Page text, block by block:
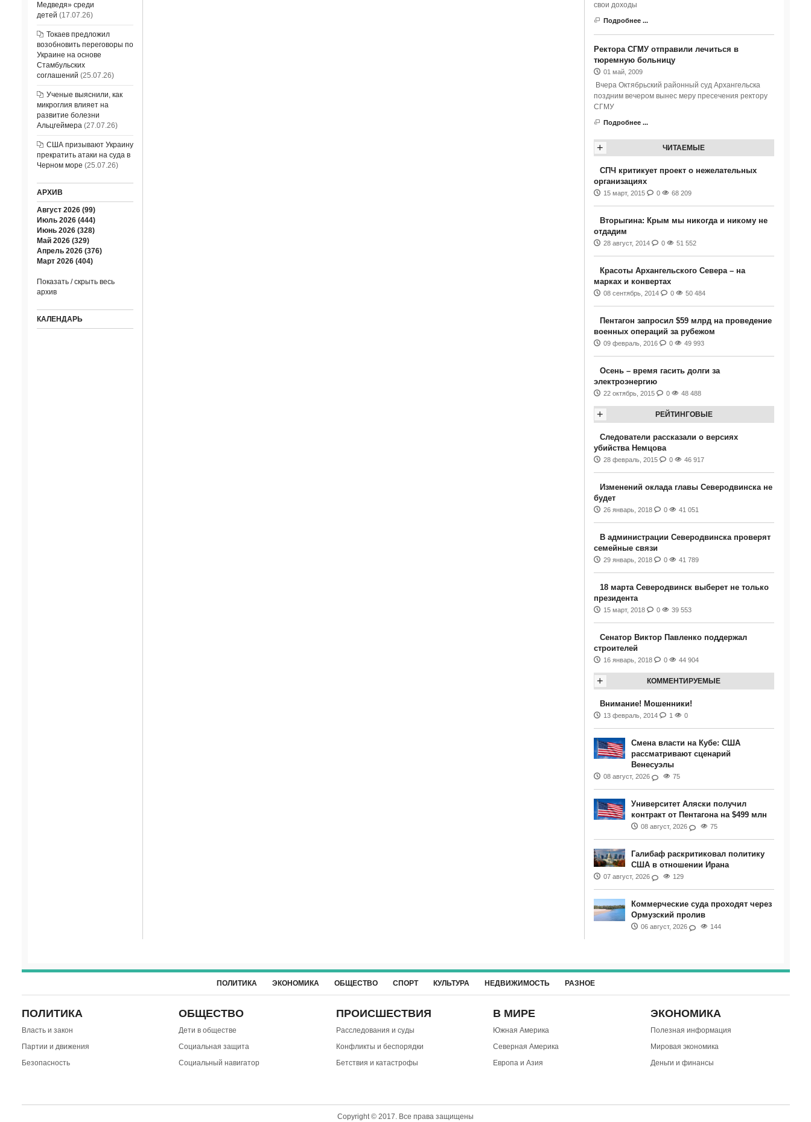
свои доходы
Подробнее ...
Ректора СГМУ отправили лечиться в
тюремную больницу
01 май, 2009
Вчера Октябрьский районный суд Архангельска
поздним вечером вынес меру пресечения ректору
СГМУ
Подробнее ...
ЧИТАЕМЫЕ
+
СПЧ критикует проект о нежелательных
организациях
15 март, 2015 0 68 209
Вторыгина: Крым мы никогда и никому не
отдадим
28 август, 2014 0 51 552
Красоты Архангельского Севера – на
марках и конвертах
08 сентябрь, 2014 0 50 484
Пентагон запросил $59 млрд на проведение
военных операций за рубежом
09 февраль, 2016 0 49 993
Осень – время гасить долги за
электроэнергию
22 октябрь, 2015 0 48 488
РЕЙТИНГОВЫЕ
+
Следователи рассказали о версиях
убийства Немцова
28 февраль, 2015 0 46 917
Изменений оклада главы Северодвинска не
будет
26 январь, 2018 0 41 051
В администрации Северодвинска проверят
семейные связи
29 январь, 2018 0 41 789
18 марта Северодвинск выберет не только
президента
15 март, 2018 0 39 553
Сенатор Виктор Павленко поддержал
строителей
16 январь, 2018 0 44 904
КОММЕНТИРУЕМЫЕ
+
Внимание! Мошенники!
13 февраль, 2014 1 0
Смена власти на Кубе: США
рассматривают сценарий
Венесуэлы
08 август, 2026 75
Университет Аляски получил
контракт от Пентагона на $499 млн
08 август, 2026 75
Галибаф раскритиковал политику
США в отношении Ирана
07 август, 2026 129
Коммерческие суда проходят через
Ормузский пролив
06 август, 2026 144
Медведя» среди
детей (17.07.26)
Токаев предложил
возобновить переговоры по
Украине на основе
Стамбульских
соглашений (25.07.26)
Ученые выяснили, как
микроглия влияет на
развитие болезни
Альцгеймера(27.07.26)
США призывают Украину
прекратить атаки на суда в
Черном море (25.07.26)
АРХИВ
Август 2026 (99)
Июль 2026 (444)
Июнь 2026 (328)
Май 2026 (329)
Апрель 2026 (376)
Март 2026 (404)
Показать / скрыть весь
архив
КАЛЕНДАРЬ
ПОЛИТИКА ЭКОНОМИКА ОБЩЕСТВО СПОРТ КУЛЬТУРА НЕДВИЖИМОСТЬ РАЗНОЕ
ПОЛИТИКА
Власть и закон
Партии и движения
Безопасность
ОБЩЕСТВО
Дети в обществе
Социальная защита
Социальный навигатор
ПРОИСШЕСТВИЯ
Расследования и суды
Конфликты и беспорядки
Бетствия и катастрофы
В МИРЕ
Южная Америка
Северная Америка
Европа и Азия
ЭКОНОМИКА
Полезная информация
Мировая экономика
Деньги и финансы
Copyright © 2017. Все права защищены